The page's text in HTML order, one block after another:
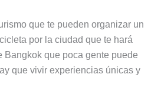
que te pueden organizar un
por la ciudad que te hará
Bangkok que poca gente puede
que vivir experiencias únicas y